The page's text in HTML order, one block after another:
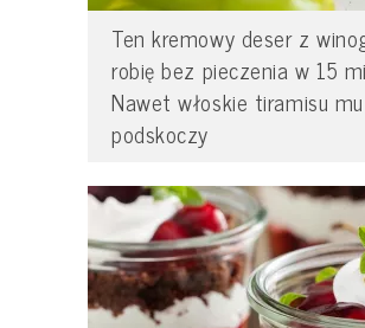
Ten kremowy deser z
robię bez pieczenia w 15
Nawet włoskie tiramisu
podskoczy